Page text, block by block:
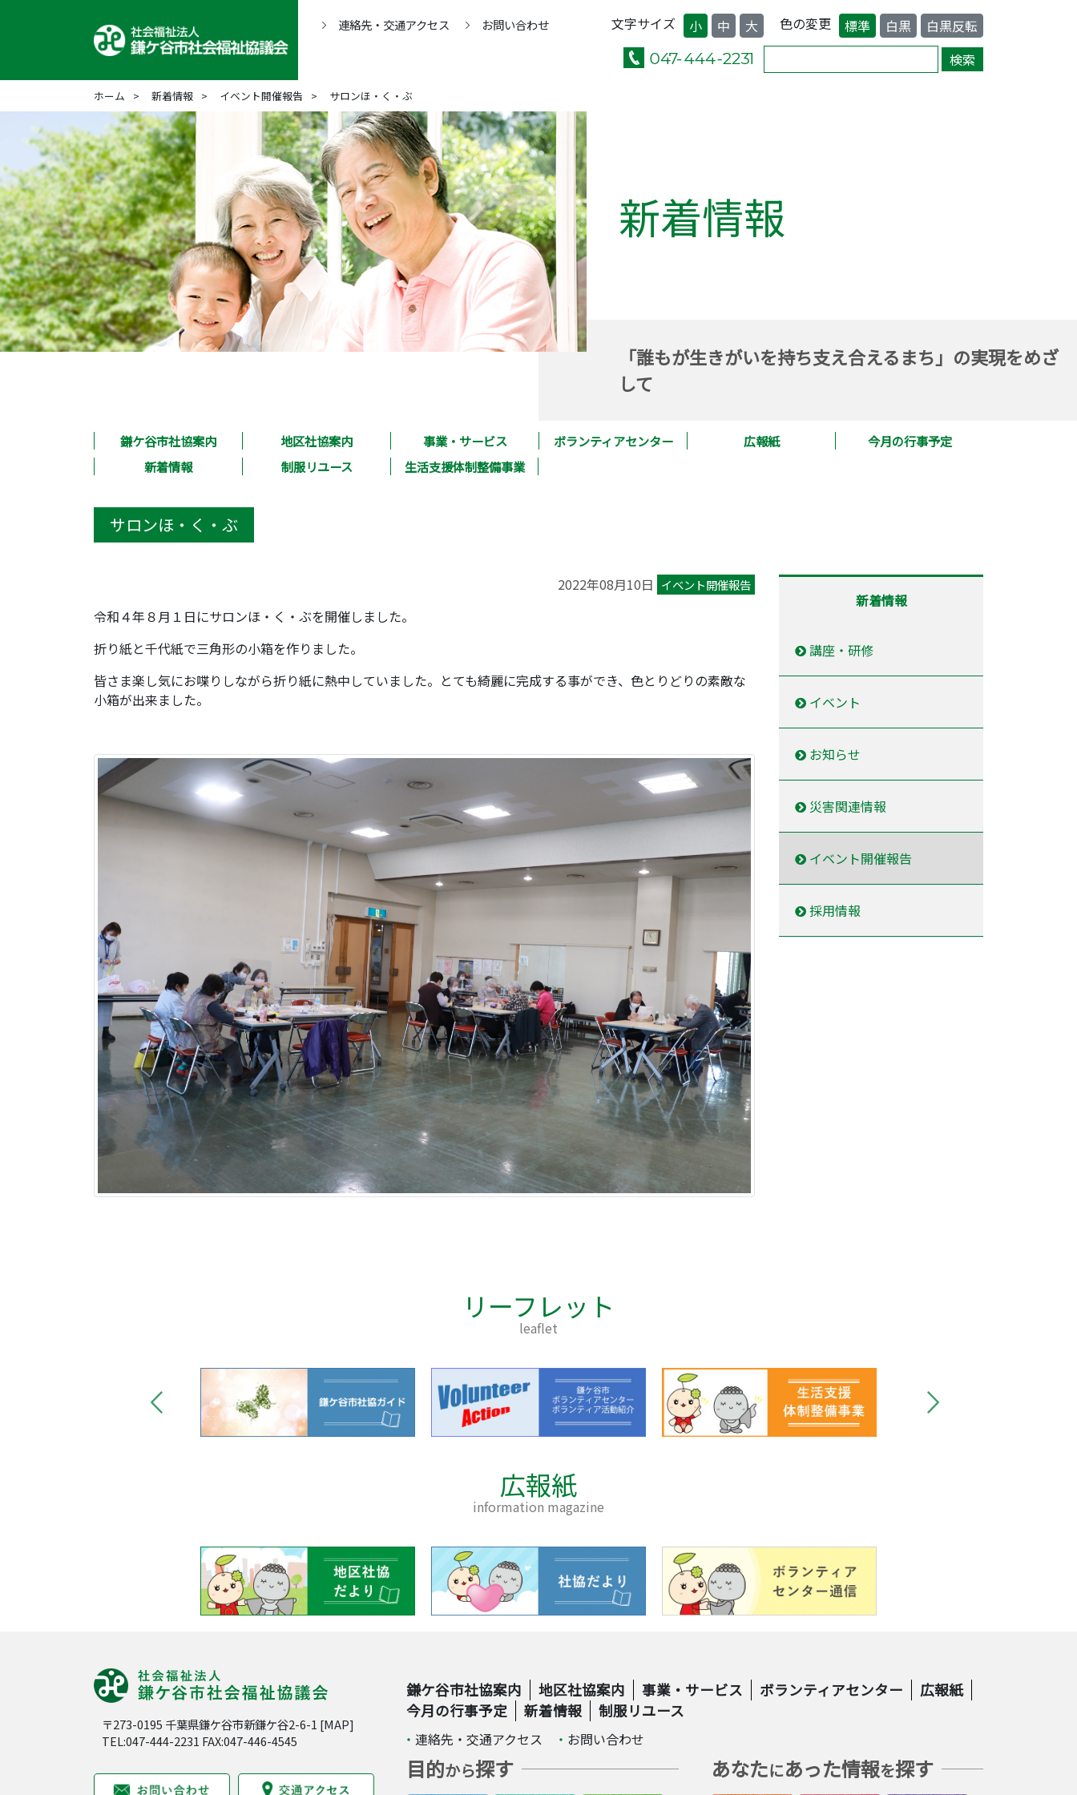
連絡先・交通アクセス お問い合わせ 文字サイズ 小 中 大 色の変更 標準 白黒 白黒反転
ホーム 新着情報 イベント開催報告 サロンほ・く・ぶ
新着情報
「誰もが生きがいを持ち支え合えるまち」の実現をめざ
して
鎌ケ谷市社協案内 地区社協案内 事業・サービス ボランティアセンター 広報紙
今月の行事予定
新着情報
制服リユース 生活支援体制整備事業
サロンほ・く・ぶ
2022年08月10日 イベント開催報告
令和４年８月１日にサロンほ・く・ぶを開催しました。
折り紙と千代紙で三角形の小箱を作りました。
皆さま楽し気にお喋りしながら折り紙に熱中していました。とても綺麗に完成する事ができ、色とりどりの素敵な
小箱が出来ました。
新着情報
講座・研修
イベント
お知らせ
災害関連情報
イベント開催報告
採用情報
リーフレット
leaflet
広報紙
information magazine
〒273-0195 千葉県鎌ケ谷市新鎌ケ谷2-6-1 [MAP]
TEL:047-444-2231 FAX:047-446-4545
鎌ケ谷市社協案内 地区社協案内 事業・サービス ボランティアセンター
広報紙
今月の行事予定
新着情報 制服リユース
連絡先・交通アクセス お問い合わせ
目的から探す あなたにあった情報を探す